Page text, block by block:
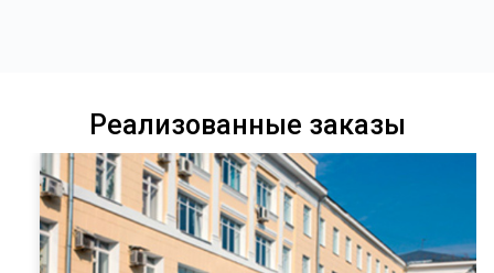
Реализованные заказы